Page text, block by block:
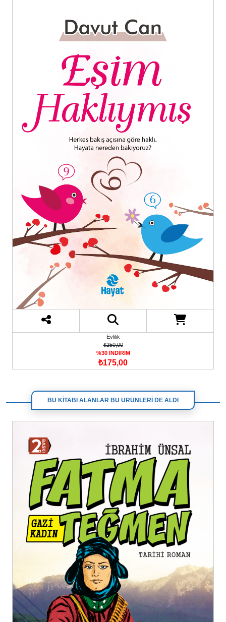
Evlilik
₺250,00
%30 İNDİRİM
₺175,00
BU KİTABI ALANLAR BU ÜRÜNLERİ DE ALDI